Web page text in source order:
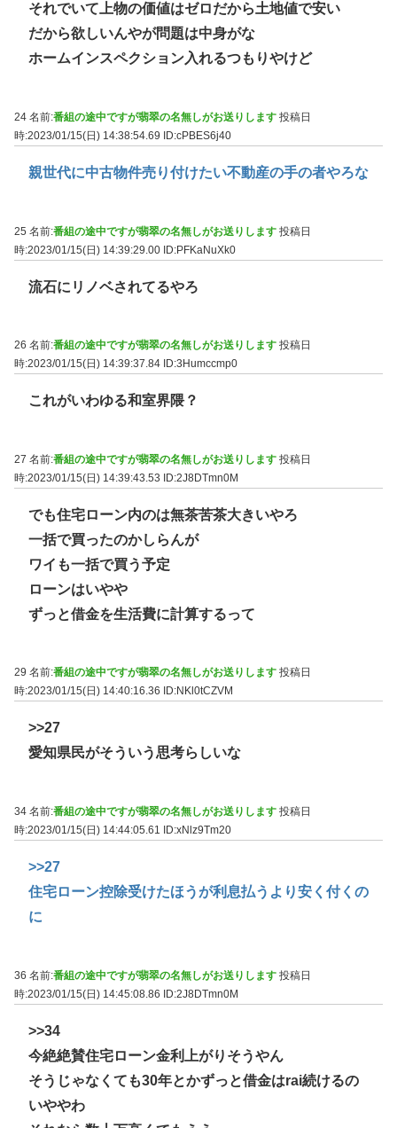
それでいて上物の価値はゼロだから土地値で安い
だから欲しいんやが問題は中身がな
ホームインスペクション入れるつもりやけど
24 名前:番組の途中ですが翡翠の名無しがお送りします 投稿日
時:2023/01/15(日) 14:38:54.69
ID:cPBES6j40
親世代に中古物件売り付けたい不動産の手の者やろな
25 名前:番組の途中ですが翡翠の名無しがお送りします 投稿日
時:2023/01/15(日) 14:39:29.00 ID:PFKaNuXk0
流石にリノベされてるやろ
26 名前:番組の途中ですが翡翠の名無しがお送りします 投稿日
時:2023/01/15(日) 14:39:37.84 ID:3Humccmp0
これがいわゆる和室界隈？
27 名前:番組の途中ですが翡翠の名無しがお送りします 投稿日
時:2023/01/15(日) 14:39:43.53 ID:2J8DTmn0M
でも住宅ローン内のは無茶苦茶大きいやろ
一括で買ったのかしらんが
ワイも一括で買う予定
ローンはいやや
ずっと借金を生活費に計算するって
29 名前:番組の途中ですが翡翠の名無しがお送りします 投稿日
時:2023/01/15(日) 14:40:16.36
ID:NKl0tCZVM
>>27
愛知県民がそういう思考らしいな
34 名前:番組の途中ですが翡翠の名無しがお送りします 投稿日
時:2023/01/15(日) 14:44:05.61
ID:xNlz9Tm20
>>27
住宅ローン控除受けたほうが利息払うより安く付くの
に
36 名前:番組の途中ですが翡翠の名無しがお送りします 投稿日
時:2023/01/15(日) 14:45:08.86 ID:2J8DTmn0M
>>34
今絶絶賛住宅ローン金利上がりそうやん
そうじゃなくても30年とかずっと借金はrai続けるの
いややわ